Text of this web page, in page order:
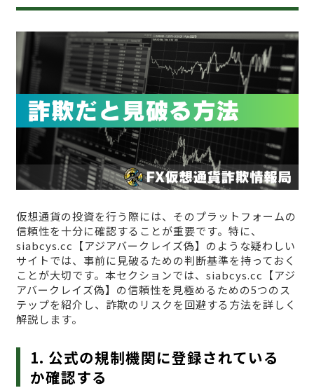
仮想通貨の投資を行う際には、そのプラットフォームの
信頼性を十分に確認することが重要です。特に、
siabcys.cc【アジアバークレイズ偽】のような疑わしい
サイトでは、事前に見破るための判断基準を持っておく
ことが大切です。本セクションでは、siabcys.cc【アジ
アバークレイズ偽】の信頼性を見極めるための5つのス
テップを紹介し、詐欺のリスクを回避する方法を詳しく
解説します。
1. 公式の規制機関に登録されている
か確認する